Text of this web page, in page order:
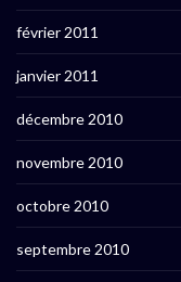
février 2011
janvier 2011
décembre 2010
novembre 2010
octobre 2010
septembre 2010